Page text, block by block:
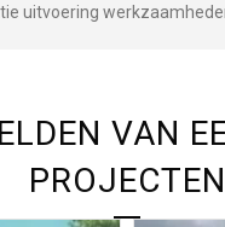
uitvoering
VAN
PROJECTEN